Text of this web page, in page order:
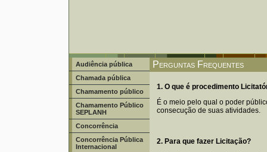
Audiência pública
Chamada pública
Chamamento público
Chamamento Público
SEPLANH
Concorrência
Concorrência Pública
Internacional
Perguntas Frequentes
1. O que é procedimento
É o meio pelo qual o poder
consecução de suas atividades.
2. Para que fazer Licitação?